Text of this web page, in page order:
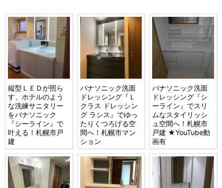
縦型ＬＥＤが照ら
す、ホテルのよう
な洗練サニタリー
をパナソニック
『シーライン』で
叶える！札幌市戸
建
パナソニック洗面
ドレッシング『Ｌ
クラス ドレッシン
グ ラシス』でゆっ
たりくつろげる空
間へ！札幌市マン
ション
パナソニック洗面
ドレッシング『シ
ーライン』でスリ
ムなスタイリッシ
ュ空間へ！札幌市
戸建 ★YouTube動
画有